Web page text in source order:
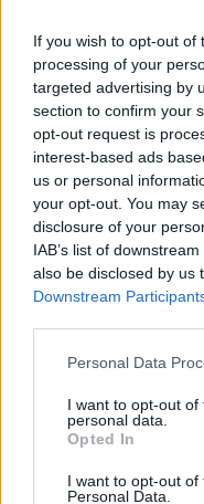
If you wish to opt-out of
processing of your
targeted advertising by
section to confirm your
opt-out request is
interest-based ads
us or personal
your opt-out. You may
disclosure of your
IAB’s list of
also be disclosed by us
Downstream
Please note that this
not limited to your visit
grant or deny consent
use your data for
consent section.
Personal Data
I want to opt-out
personal data.
Opted In
I want to opt-out of
Personal Data.
Usztics Mátyás
Usztics Mátyás
én. Színész karrierje
később játszott a
Kisvárosban, az
szinkronszínészként
hangjával.
(Forrás: Index)